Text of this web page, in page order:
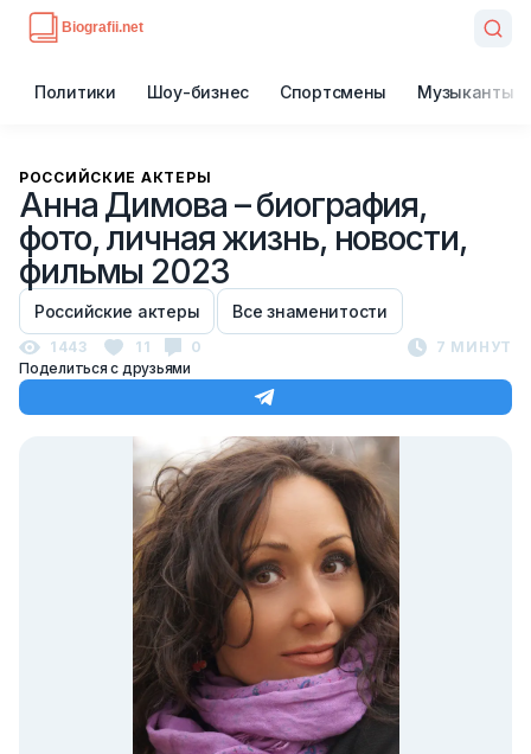
Политики Шоу-бизнес Спортсмены Музыканты
РОССИЙСКИЕ АКТЕРЫ
Анна Димова – биография,
фото, личная жизнь, новости,
фильмы 2023
Российские актеры Все знаменитости
1443 11 0
7 МИНУТ
Поделиться с друзьями